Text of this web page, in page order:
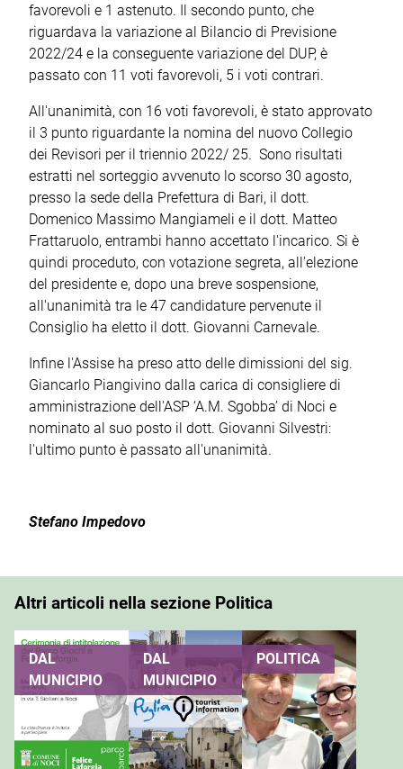
favorevoli e 1 astenuto. Il secondo punto, che
riguardava la variazione al Bilancio di Previsione
2022/24 e la conseguente variazione del DUP, è
passato con 11 voti favorevoli, 5 i voti contrari.
All'unanimità, con 16 voti favorevoli, è stato approvato
il 3 punto riguardante la nomina del nuovo Collegio
dei Revisori per il triennio 2022/ 25. Sono risultati
estratti nel sorteggio avvenuto lo scorso 30 agosto,
presso la sede della Prefettura di Bari, il dott.
Domenico Massimo Mangiameli e il dott. Matteo
Frattaruolo, entrambi hanno accettato l'incarico. Si è
quindi proceduto, con votazione segreta, all'elezione
del presidente e, dopo una breve sospensione,
all'unanimità tra le 47 candidature pervenute il
Consiglio ha eletto il dott. Giovanni Carnevale.
Infine l'Assise ha preso atto delle dimissioni del sig.
Giancarlo Piangivino dalla carica di consigliere di
amministrazione dell'ASP ‘A.M. Sgobba’ di Noci e
nominato al suo posto il dott. Giovanni Silvestri:
l'ultimo punto è passato all'unanimità.
Stefano Impedovo
Altri articoli nella sezione Politica
DAL
MUNICIPIO
DAL
MUNICIPIO
POLITICA